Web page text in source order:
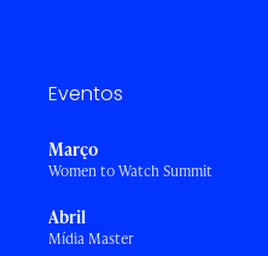
Eventos
Março
Women to Watch Summit
Abril
Mídia Master